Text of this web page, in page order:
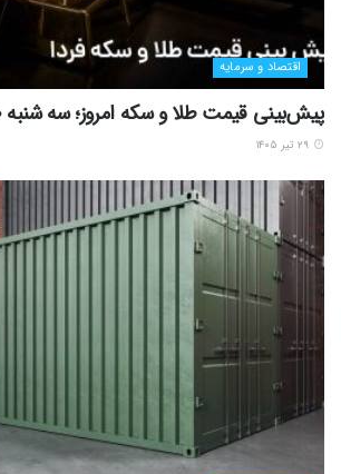
اقتصاد و سرمایه
پیش‌بینی قیمت طلا و سکه امروز؛ سه شنبه 30 تیر 1405